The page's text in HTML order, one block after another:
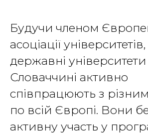
Будучи членом
асоціації
державні
Словаччині активно
співпрацюють з
по всій Європі. Вони
активну участь у